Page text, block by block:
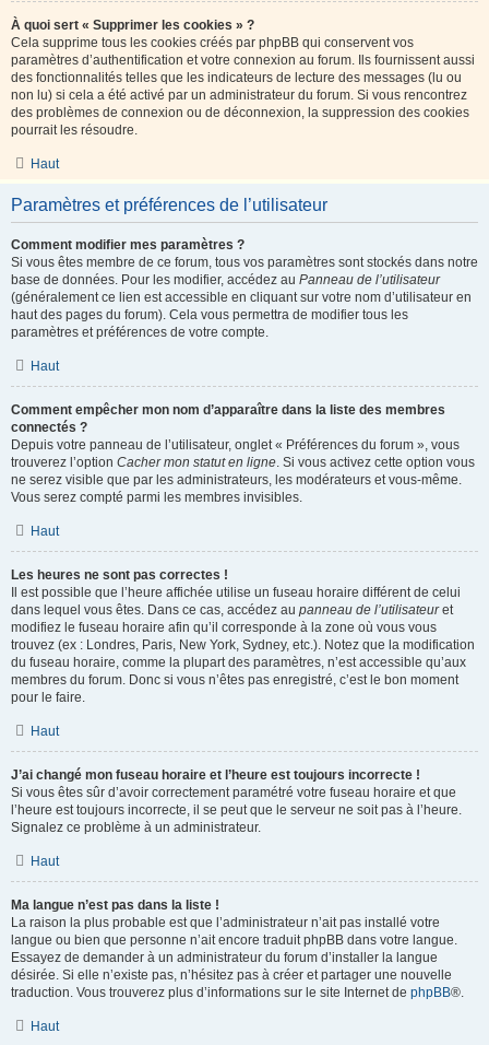
À quoi sert « Supprimer les cookies » ?
Cela supprime tous les cookies créés par phpBB qui conservent vos
paramètres d’authentification et votre connexion au forum. Ils fournissent aussi
des fonctionnalités telles que les indicateurs de lecture des messages (lu ou
non lu) si cela a été activé par un administrateur du forum. Si vous rencontrez
des problèmes de connexion ou de déconnexion, la suppression des cookies
pourrait les résoudre.
Haut
Paramètres et préférences de l’utilisateur
Comment modifier mes paramètres ?
Si vous êtes membre de ce forum, tous vos paramètres sont stockés dans notre
base de données. Pour les modifier, accédez au Panneau de l’utilisateur
(généralement ce lien est accessible en cliquant sur votre nom d’utilisateur en
haut des pages du forum). Cela vous permettra de modifier tous les
paramètres et préférences de votre compte.
Haut
Comment empêcher mon nom d’apparaître dans la liste des membres
connectés ?
Depuis votre panneau de l’utilisateur, onglet « Préférences du forum », vous
trouverez l’option Cacher mon statut en ligne. Si vous activez cette option vous
ne serez visible que par les administrateurs, les modérateurs et vous-même.
Vous serez compté parmi les membres invisibles.
Haut
Les heures ne sont pas correctes !
Il est possible que l’heure affichée utilise un fuseau horaire différent de celui
dans lequel vous êtes. Dans ce cas, accédez au panneau de l’utilisateuret
modifiez le fuseau horaire afin qu’il corresponde à la zone où vous vous
trouvez (ex : Londres, Paris, New York, Sydney, etc.). Notez que la modification
du fuseau horaire, comme la plupart des paramètres, n’est accessible qu’aux
membres du forum. Donc si vous n’êtes pas enregistré, c’est le bon moment
pour le faire.
Haut
J’ai changé mon fuseau horaire et l’heure est toujours incorrecte !
Si vous êtes sûr d’avoir correctement paramétré votre fuseau horaire et que
l’heure est toujours incorrecte, il se peut que le serveur ne soit pas à l’heure.
Signalez ce problème à un administrateur.
Haut
Ma langue n’est pas dans la liste !
La raison la plus probable est que l’administrateur n’ait pas installé votre
langue ou bien que personne n’ait encore traduit phpBB dans votre langue.
Essayez de demander à un administrateur du forum d’installer la langue
désirée. Si elle n’existe pas, n’hésitez pas à créer et partager une nouvelle
traduction. Vous trouverez plus d’informations sur le site Internet de phpBB®.
Haut